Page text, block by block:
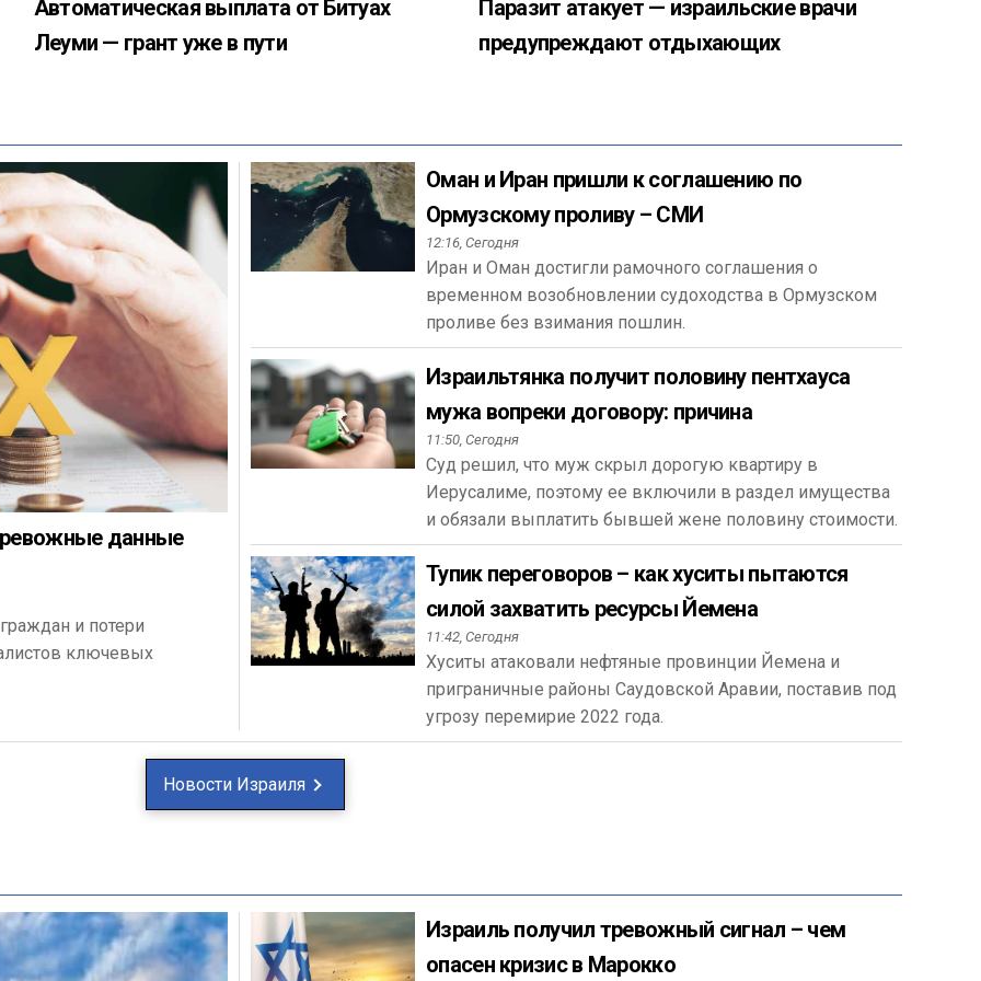
Автоматическая выплата от Битуах
Леуми — грант уже в пути
Паразит атакует — израильские врачи
предупреждают отдыхающих
данные
и потери
ключевых
Оман и Иран пришли к соглашению по
Ормузскому проливу – СМИ
12:16, Сегодня
Иран и Оман достигли рамочного соглашения о
временном возобновлении судоходства в Ормузском
проливе без взимания пошлин.
Израильтянка получит половину пентхауса
мужа вопреки договору: причина
11:50, Сегодня
Суд решил, что муж скрыл дорогую квартиру в
Иерусалиме, поэтому ее включили в раздел имущества
и обязали выплатить бывшей жене половину стоимости.
Тупик переговоров – как хуситы пытаются
силой захватить ресурсы Йемена
11:42, Сегодня
Хуситы атаковали нефтяные провинции Йемена и
приграничные районы Саудовской Аравии, поставив под
угрозу перемирие 2022 года.
Новости Израиля
Израиль получил тревожный сигнал – чем
опасен кризис в Марокко